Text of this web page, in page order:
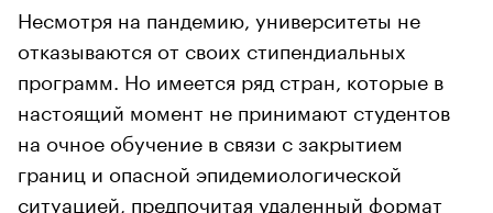
Несмотря на пандемию, университеты не
отказываются от своих стипендиальных
программ. Но имеется ряд стран, которые в
настоящий момент не принимают студентов
на очное обучение в связи с закрытием
границ и опасной эпидемиологической
ситуацией, предпочитая удаленный формат